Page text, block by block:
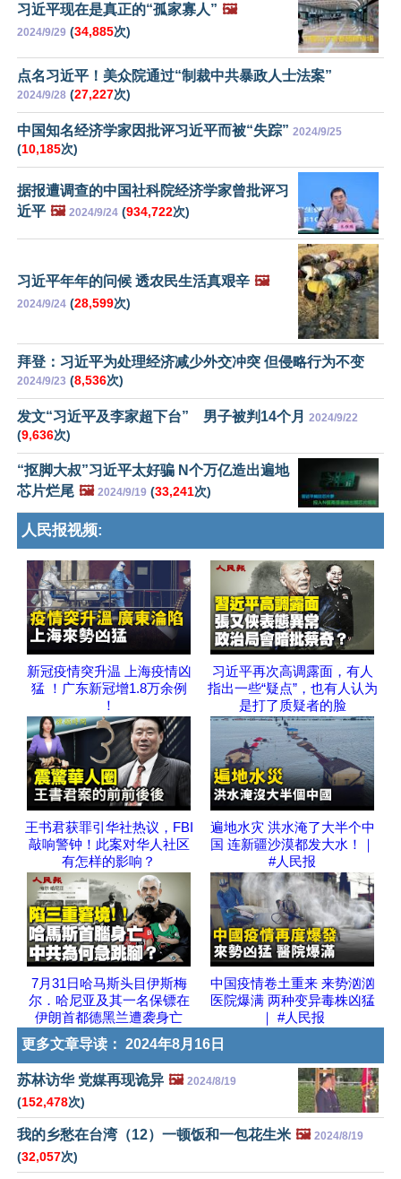
习近平现在是真正的“孤家寡人” 🖼️
2024/9/29 (34,885次)
点名习近平！美众院通过“制裁中共暴政人士法案”
2024/9/28 (27,227次)
中国知名经济学家因批评习近平而被“失踪” 2024/9/25
(10,185次)
据报遭调查的中国社科院经济学家曾批评习
近平 🖼️ 2024/9/24 (934,722次)
习近平年年的问候 透农民生活真艰辛 🖼️
2024/9/24 (28,599次)
拜登：习近平为处理经济减少外交冲突 但侵略行为不变
2024/9/23 (8,536次)
发文“习近平及李家超下台” 男子被判14个月 2024/9/22
(9,636次)
“抠脚大叔”习近平太好骗 N个万亿造出遍地
芯片烂尾 🖼️ 2024/9/19 (33,241次)
人民报视频:
新冠疫情突升温 上海疫情凶
猛 ！广东新冠增1.8万余例
！
习近平再次高调露面，有人
指出一些“疑点”，也有人认为
是打了质疑者的脸
王书君获罪引华社热议，FBI
敲响警钟！此案对华人社区
有怎样的影响？
遍地水灾 洪水淹了大半个中
国 连新疆沙漠都发大水！｜
#人民报
7月31日哈马斯头目伊斯梅
尔．哈尼亚及其一名保镖在
伊朗首都德黑兰遭袭身亡
中国疫情卷土重来 来势汹汹
医院爆满 两种变异毒株凶猛
｜ #人民报
更多文章导读： 2024年8月16日
苏林访华 党媒再现诡异 🖼️ 2024/8/19
(152,478次)
我的乡愁在台湾（12）一顿饭和一包花生米 🖼️ 2024/8/19
(32,057次)